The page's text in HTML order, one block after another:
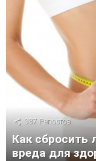
387 Репостов
Как сбросить
вреда для